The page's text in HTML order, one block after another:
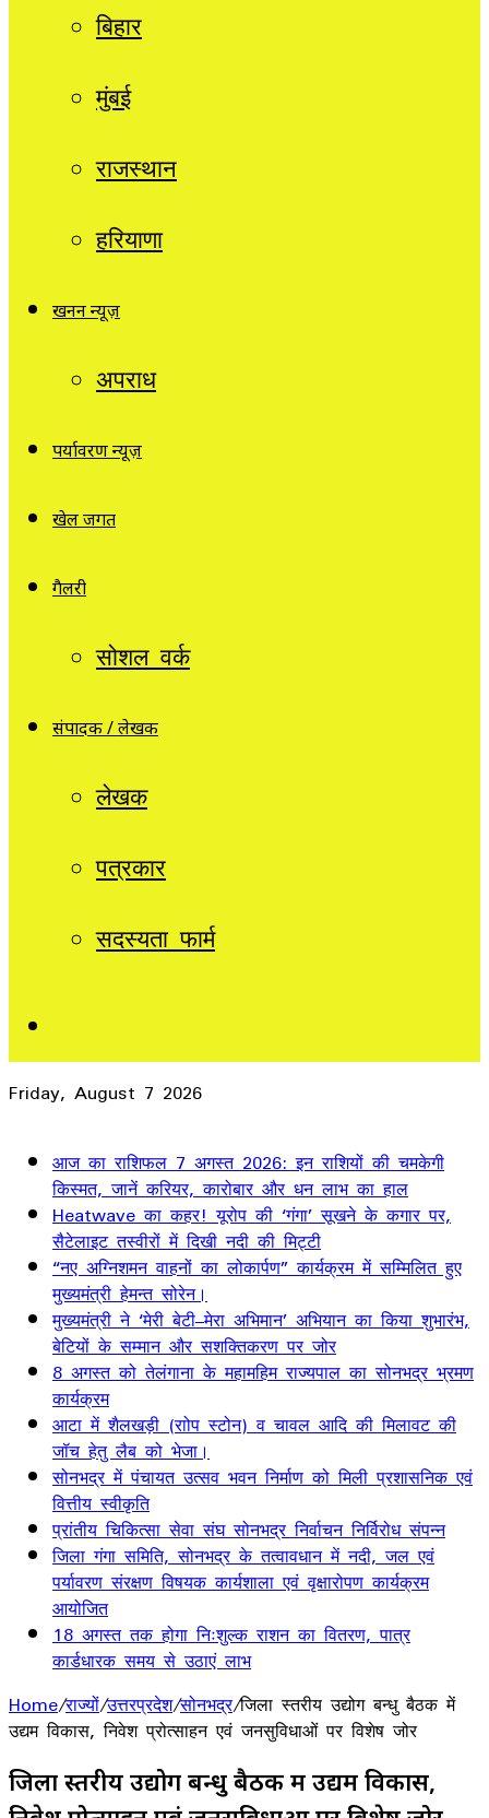
बिहार
मुंबई
राजस्थान
हरियाणा
खनन न्यूज़
अपराध
पर्यावरण न्यूज़
खेल जगत
गैलरी
सोशल वर्क
संपादक / लेखक
लेखक
पत्रकार
सदस्यता फार्म
Friday, August 7 2026
आज का राशिफल 7 अगस्त 2026: इन राशियों की चमकेगी
किस्मत, जानें करियर, कारोबार और धन लाभ का हाल
Heatwave का कहर! यूरोप की ‘गंगा’ सूखने के कगार पर,
सैटेलाइट तस्वीरों में दिखी नदी की मिट्टी
“नए अग्निशमन वाहनों का लोकार्पण” कार्यक्रम में सम्मिलित हुए
मुख्यमंत्री हेमन्त सोरेन।
मुख्यमंत्री ने ‘मेरी बेटी–मेरा अभिमान’ अभियान का किया शुभारंभ,
बेटियों के सम्मान और सशक्तिकरण पर जोर
8 अगस्त को तेलंगाना के महामहिम राज्यपाल का सोनभद्र भ्रमण
कार्यक्रम
आटा में शैलखड़ी (राोप स्टोन) व चावल आदि की मिलावट की
जॉच हेतु लैब को भेजा।
सोनभद्र में पंचायत उत्सव भवन निर्माण को मिली प्रशासनिक एवं
वित्तीय स्वीकृति
प्रांतीय चिकित्सा सेवा संघ सोनभद्र निर्वाचन निर्विरोध संपन्न
जिला गंगा समिति, सोनभद्र के तत्वावधान में नदी, जल एवं
पर्यावरण संरक्षण विषयक कार्यशाला एवं वृक्षारोपण कार्यक्रम
आयोजित
18 अगस्त तक होगा निःशुल्क राशन का वितरण, पात्र
कार्डधारक समय से उठाएं लाभ
Home/राज्यों/उत्तरप्रदेश/सोनभद्र/जिला स्तरीय उद्योग बन्धु बैठक में
उद्यम विकास, निवेश प्रोत्साहन एवं जनसुविधाओं पर विशेष जोर
जिला स्तरीय उद्योग बन्धु बैठक में उद्यम विकास,